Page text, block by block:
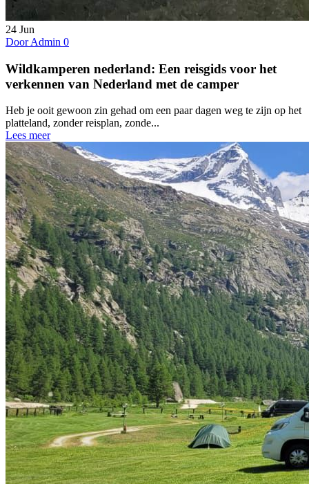
24 Jun
Door Admin 0
Wildkamperen nederland: Een reisgids voor het
verkennen van Nederland met de camper
Heb je ooit gewoon zin gehad om een paar dagen weg te zijn op het
platteland, zonder reisplan, zonde...
Lees meer